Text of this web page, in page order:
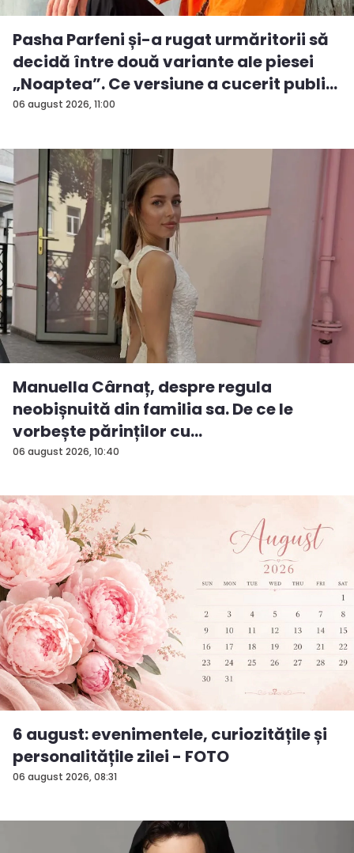
06 august 2026, 11:00
Pasha Parfeni și-a rugat urmăritorii să
decidă între două variante ale piesei
„Noaptea”. Ce versiune a cucerit publi...
06 august 2026, 10:40
Manuella Cârnaț, despre regula
neobișnuită din familia sa. De ce le
vorbește părinților cu
„dumneavoastră...
06 august 2026, 08:31
6 august: evenimentele, curiozitățile și
personalitățile zilei - FOTO